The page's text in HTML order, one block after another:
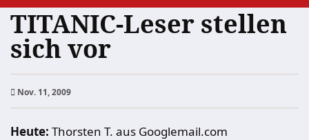
TITANIC-Leser stellen
sich vor
Nov. 11, 2009
Heute: Thorsten T. aus Googlemail.com